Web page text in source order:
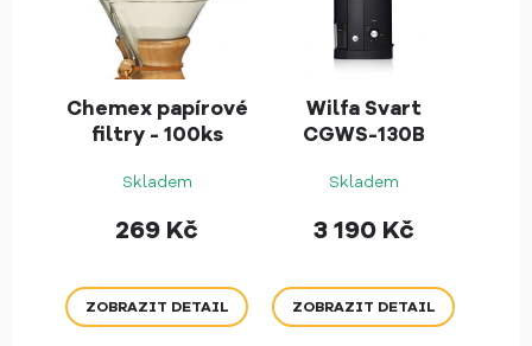
Chemex papírové
filtry - 100ks
Skladem
269 Kč
ZOBRAZIT DETAIL
Wilfa Svart
CGWS-130B
Skladem
3 190 Kč
ZOBRAZIT DETAIL